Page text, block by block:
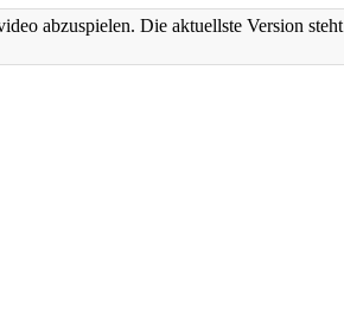
abzuspielen. Die aktuellste Version steht